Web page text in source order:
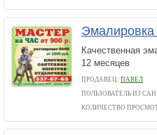
Эмалировка
Качественная
12 месяцев
ПРОДАВЕЦ: ПАВЕЛ
ПОЛЬЗОВАТЕЛЬ ИЗ
КОЛИЧЕСТВО